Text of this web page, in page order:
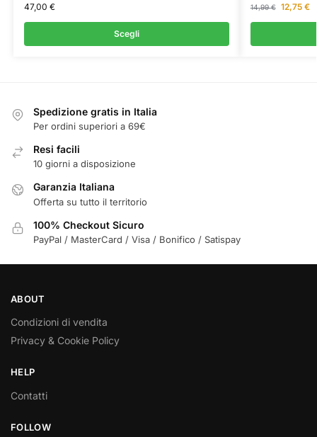
47,00 €
Scegli
14,99€ 12,75 €
Spedizione gratis in Italia
Per ordini superiori a 69€
Resi facili
10 giorni a disposizione
Garanzia Italiana
Offerta su tutto il territorio
100% Checkout Sicuro
PayPal / MasterCard / Visa / Bonifico / Satispay
ABOUT
Condizioni di vendita
Privacy & Cookie Policy
HELP
Contatti
FOLLOW